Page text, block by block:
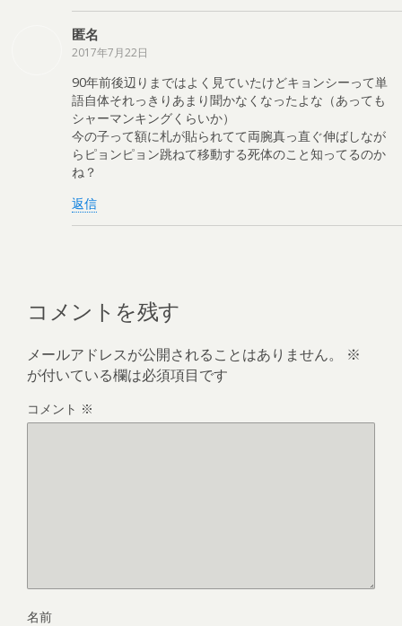
匿名
2017年7月22日
90年前後辺りまではよく見ていたけどキョンシーって単
語自体それっきりあまり聞かなくなったよな（あっても
シャーマンキングくらいか）
今の子って額に札が貼られてて両腕真っ直ぐ伸ばしなが
らピョンピョン跳ねて移動する死体のこと知ってるのか
ね？
返信
コメントを残す
メールアドレスが公開されることはありません。
※
が付いている欄は必須項目です
コメント ※
名前